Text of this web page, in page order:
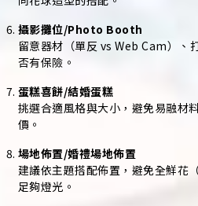
攝影攤位/Photo Booth
留意器材（單反 vs Web Cam）、
否有保險。
蛋糕喜餅/結婚蛋糕
挑選合適風格與大小，避免易融材
價。
場地佈置/婚禮場地佈置
建議依主題搭配佈置，避免全鮮花
足夠燈光。